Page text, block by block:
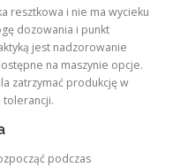
resztkowa i nie ma wycieku
dozowania i punkt
jest nadzorowanie
na maszynie opcje.
zatrzymać produkcję w
tolerancji.
podczas